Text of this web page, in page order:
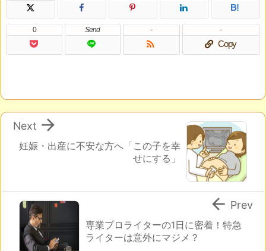
B!
0 Send

-
Copy
-
妊娠・出産に不安な方へ「この子を幸
せにする」

Next
専業プロライターの1日に密着！特急
ライターは意外にマジメ？
 Prev